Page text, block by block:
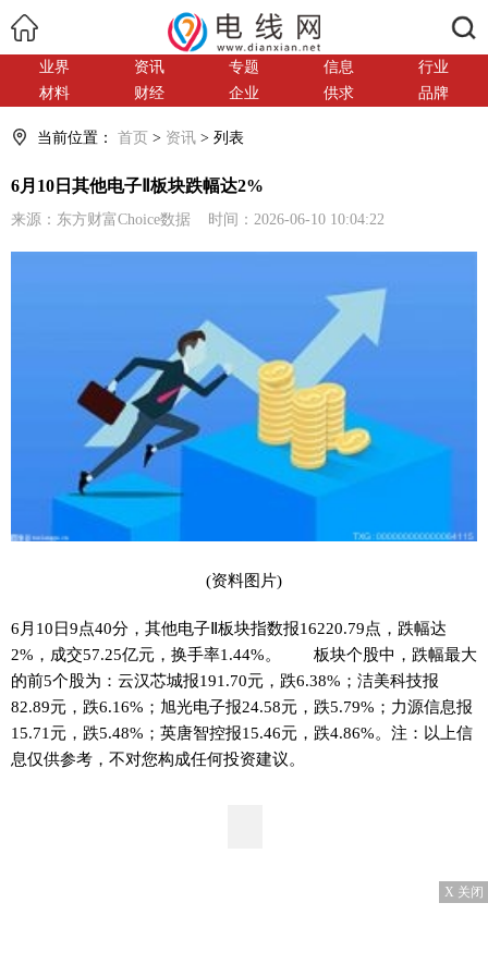
业界 资讯 专题 信息
行业
材料
财经 企业 供求 品牌
当前位置： 首页 > 资讯 > 列表
6月10日其他电子Ⅱ板块跌幅达2%
来源：东方财富Choice数据 时间：2026-06-10 10:04:22
(资料图片)
6月10日9点40分，其他电子Ⅱ板块指数报16220.79点，跌幅达
2%，成交57.25亿元，换手率1.44%。 板块个股中，跌幅最大
的前5个股为：云汉芯城报191.70元，跌6.38%；洁美科技报
82.89元，跌6.16%；旭光电子报24.58元，跌5.79%；力源信息报
15.71元，跌5.48%；英唐智控报15.46元，跌4.86%。注：以上信
息仅供参考，不对您构成任何投资建议。
X 关闭